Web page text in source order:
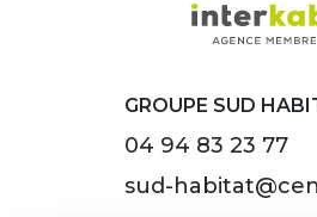
GROUPE SUD
04 94 83 23 77
sud-